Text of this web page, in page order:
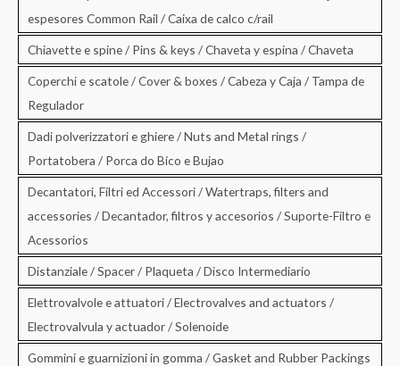
espesores Common Rail / Caixa de calco c/rail
Chiavette e spine / Pins & keys / Chaveta y espina / Chaveta
Coperchi e scatole / Cover & boxes / Cabeza y Caja / Tampa de
Regulador
Dadi polverizzatori e ghiere / Nuts and Metal rings /
Portatobera / Porca do Bico e Bujao
Decantatori, Filtri ed Accessori / Watertraps, filters and
accessories / Decantador, filtros y accesorios / Suporte-Filtro e
Acessorios
Distanziale / Spacer / Plaqueta / Disco Intermediario
Elettrovalvole e attuatori / Electrovalves and actuators /
Electrovalvula y actuador / Solenoide
Gommini e guarnizioni in gomma / Gasket and Rubber Packings